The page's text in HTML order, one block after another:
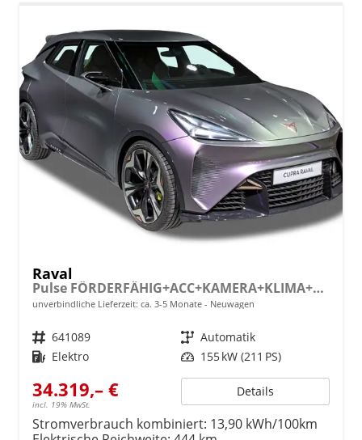
Raval
Pulse FÖRDERFÄHIG+ACC+KAMERA+KLIMA+KESSY+LED+18" ALU
unverbindliche Lieferzeit: ca. 3-5 Monate Neuwagen
Fahrzeugnr. 641089 Getriebe Automatik
Kraftstoff Elektro Leistung 155 kW (211 PS)
34.319,– €
incl. 19% MwSt.
Details
Stromverbrauch kombiniert: 13,90 kWh/100km